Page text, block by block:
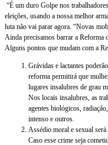
“É um duro Golpe nos
eleições, usando a nossa melhor
luta não vai parar agora. “Novas
Ainda precisamos barrar a Reforma
Alguns pontos que mudam com a
Grávidas e lactantes
reforma permitirá que
lugares insalubres de grau
Nos locais insalubres, as
agentes biológicos,
intenso e outros.
Assédio moral e sexual
Caso esse crime seja